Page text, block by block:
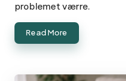
problemet værre.
Read More